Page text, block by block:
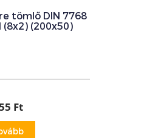
tömlő DIN 7768
(8x2) (200x50)
Ft